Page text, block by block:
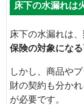
床下の水漏れは
床下の水漏れは、
保険の対象になる
しかし、商品や
財の契約も分か
が必要です。